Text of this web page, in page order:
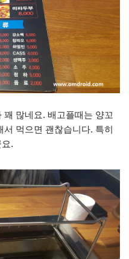
많네요. 배고플때는 양꼬
먹으면 괜찮습니다. 특히
.